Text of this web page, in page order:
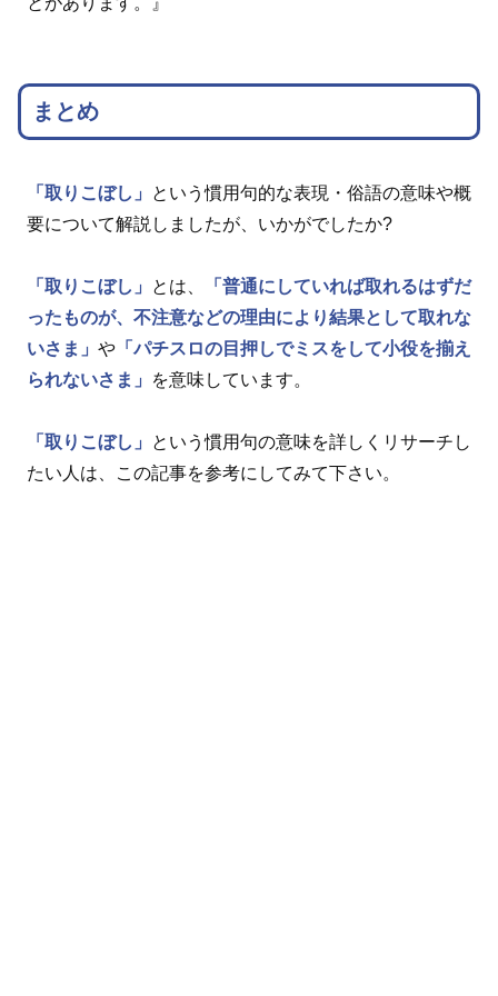
まとめ
「取りこぼし」
という慣用句的な表現・俗語の意味や概
要について解説しましたが、いかがでしたか?
「取りこぼし」 とは、
「普通にしていれば取れるはずだ
ったものが、不注意などの理由により結果として取れな
いさま」 や 「パチスロの目押しでミスをして小役を揃え
られないさま」
を意味しています。
「取りこぼし」
という慣用句の意味を詳しくリサーチし
たい人は、この記事を参考にしてみて下さい。